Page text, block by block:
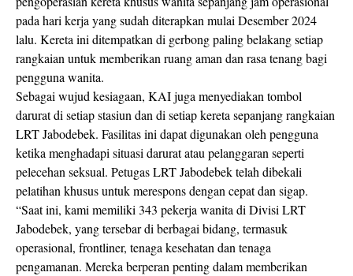
pada hari kerja yang sudah diterapkan mulai Desember 2024
lalu. Kereta ini ditempatkan di gerbong paling belakang setiap
rangkaian untuk memberikan ruang aman dan rasa tenang bagi
pengguna wanita.
Sebagai wujud kesiagaan, KAI juga menyediakan tombol
darurat di setiap stasiun dan di setiap kereta sepanjang rangkaian
LRT Jabodebek. Fasilitas ini dapat digunakan oleh pengguna
ketika menghadapi situasi darurat atau pelanggaran seperti
pelecehan seksual. Petugas LRT Jabodebek telah dibekali
pelatihan khusus untuk merespons dengan cepat dan sigap.
“Saat ini, kami memiliki 343 pekerja wanita di Divisi LRT
Jabodebek, yang tersebar di berbagai bidang, termasuk
operasional, frontliner, tenaga kesehatan dan tenaga
pengamanan. Mereka berperan penting dalam memberikan